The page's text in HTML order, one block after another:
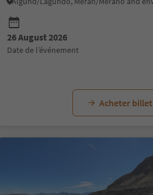
date de l’événement
26 August 2026
date de l’événement
Acheter billet